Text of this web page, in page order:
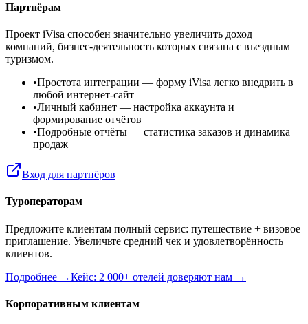
Партнёрам
Проект iVisa способен значительно увеличить доход
компаний, бизнес-деятельность которых связана с въездным
туризмом.
•Простота интеграции — форму iVisa легко внедрить в
любой интернет-сайт
•Личный кабинет — настройка аккаунта и
формирование отчётов
•Подробные отчёты — статистика заказов и динамика
продаж
Вход для партнёров
Туроператорам
Предложите клиентам полный сервис: путешествие + визовое
приглашение. Увеличьте средний чек и удовлетворённость
клиентов.
Подробнее →Кейс: 2 000+ отелей доверяют нам →
Корпоративным клиентам